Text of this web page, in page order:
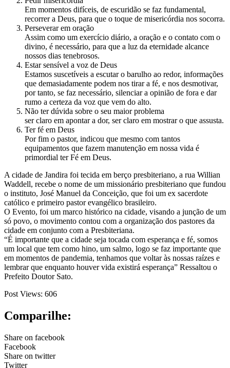
Em momentos difíceis, de escuridão se faz fundamental,
recorrer a Deus, para que o toque de misericórdia nos socorra.
Perseverar em oração
Assim como um exercício diário, a oração e o contato com o
divino, é necessário, para que a luz da eternidade alcance
nossos dias tenebrosos.
Estar sensível a voz de Deus
Estamos suscetíveis a escutar o barulho ao redor, informações
que demasiadamente podem nos tirar a fé, e nos desmotivar,
por tanto, se faz necessário, silenciar a opinião de fora e dar
rumo a certeza da voz que vem do alto.
Não ter dúvida sobre o seu maior problema
ser claro em apontar a dor, ser claro em mostrar o que assusta.
Ter fé em Deus
Por fim o pastor, indicou que mesmo com tantos
equipamentos que fazem manutenção em nossa vida é
primordial ter Fé em Deus.
A cidade de Jandira foi tecida em berço presbiteriano, a rua Willian
Waddell, recebe o nome de um missionário presbiteriano que fundou
o instituto, José Manuel da Conceição, que foi um ex sacerdote
católico e primeiro pastor evangélico brasileiro.
O Evento, foi um marco histórico na cidade, visando a junção de um
só povo, o movimento contou com a organização dos pastores da
cidade em conjunto com a Presbiteriana.
“É importante que a cidade seja tocada com esperança e fé, somos
um local que tem como hino, um salmo, logo se faz importante que
em momentos de pandemia, tenhamos que voltar às nossas raízes e
lembrar que enquanto houver vida existirá esperança” Ressaltou o
Prefeito Doutor Sato.
Post Views: 606
Comparilhe:
Share on facebook
Facebook
Share on twitter
Twitter